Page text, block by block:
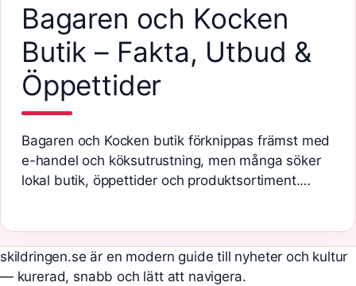
Bagaren och Kocken
Butik – Fakta, Utbud &
Öppettider
Bagaren och Kocken butik förknippas främst med
e-handel och köksutrustning, men många söker
lokal butik, öppettider och produktsortiment.…
skildringen.se är en modern guide till nyheter och kultur
— kurerad, snabb och lätt att navigera.